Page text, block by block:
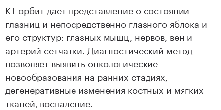
КТ орбит дает представление о состоянии
глазниц и непосредственно глазного яблока и
его структур: глазных мышц, нервов, вен и
артерий сетчатки. Диагностический метод
позволяет выявить онкологические
новообразования на ранних стадиях,
дегенеративные изменения костных и мягких
тканей, воспаление.